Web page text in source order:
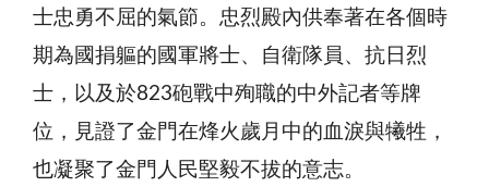
士忠勇不屈的氣節。忠烈殿內供奉著在各個時
期為國捐軀的國軍將士、自衛隊員、抗日烈
士，以及於823砲戰中殉職的中外記者等牌
位，見證了金門在烽火歲月中的血淚與犧牲，
也凝聚了金門人民堅毅不拔的意志。